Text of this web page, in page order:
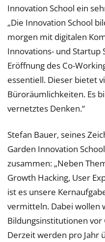
Innovation School ein
„Die Innovation School
morgen mit digitalen
Innovations- und
Eröffnung des Co-
essentiell. Dieser bietet
Büroräumlichkeiten. Es
vernetztes Denken.“
Stefan Bauer, seines
Garden Innovation
zusammen: „Neben
Growth Hacking, User
ist es unsere
vermitteln. Dabei wollen
Bildungsinstitutionen
Derzeit werden pro Jahr